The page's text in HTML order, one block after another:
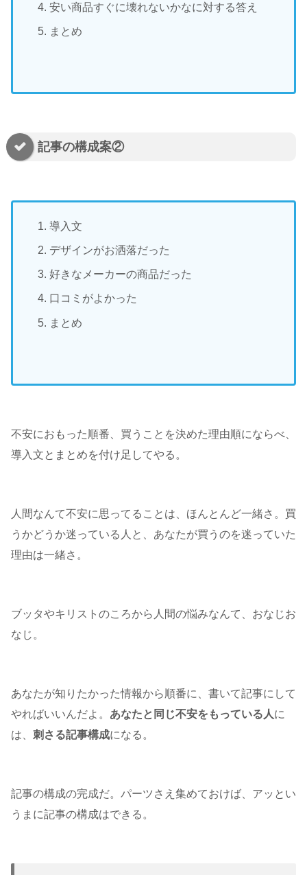
安い商品すぐに壊れないかなに対する答え
まとめ
記事の構成案②
導入文
デザインがお洒落だった
好きなメーカーの商品だった
口コミがよかった
まとめ
不安におもった順番、買うことを決めた理由順にならべ、
導入文とまとめを付け足してやる。
人間なんて不安に思ってることは、ほんとんど一緒さ。買
うかどうか迷っている人と、あなたが買うのを迷っていた
理由は一緒さ。
ブッタやキリストのころから人間の悩みなんて、おなじお
なじ。
あなたが知りたかった情報から順番に、書いて記事にして
やればいいんだよ。 あなたと同じ不安をもっている人に
は、 刺さる記事構成になる。
記事の構成の完成だ。パーツさえ集めておけば、アッとい
うまに記事の構成はできる。